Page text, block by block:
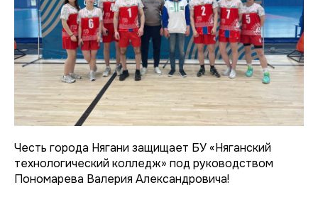
Честь города Нягани защищает БУ «Няганский
технологический колледж» под руководством
Пономарева Валерия Александровича!